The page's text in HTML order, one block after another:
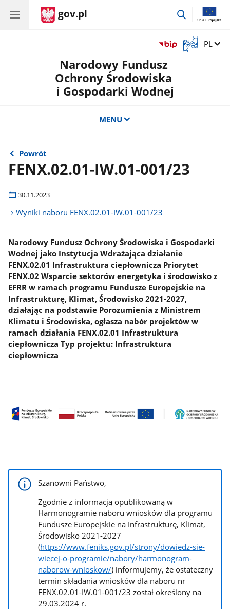
gov.pl
przejdź
Otwórz
okno
Zmień
PL
Narodowy Fundusz
Ochrony Środowiska
i Gospodarki Wodnej
MENU
Powrót
FENX.02.01-IW.01-001/23
30.11.2023
Wyniki naboru FENX.02.01-IW.01-001/23
Narodowy Fundusz Ochrony Środowiska i Gospodarki
Wodnej jako Instytucja Wdrażająca działanie
FENX.02.01 Infrastruktura ciepłownicza Priorytet
FENX.02 Wsparcie sektorów energetyka i środowisko z
EFRR w ramach programu Fundusze Europejskie na
Infrastrukturę, Klimat, Środowisko 2021-2027,
działając na podstawie Porozumienia z Ministrem
Klimatu i Środowiska, ogłasza nabór projektów w
ramach działania FENX.02.01 Infrastruktura
ciepłownicza Typ projektu: Infrastruktura
ciepłownicza
Szanowni Państwo,
Zgodnie z informacją opublikowaną w
Harmonogramie naboru wniosków dla programu
Fundusze Europejskie na Infrastrukturę, Klimat,
Środowisko 2021-2027
(https://www.feniks.gov.pl/strony/dowiedz-sie-
wiecej-o-programie/nabory/harmonogram-
naborow-wnioskow/) informujemy, że ostateczny
termin składania wniosków dla naboru nr
FENX.02.01-IW.01-001/23 został określony na
29.03.2024 r.